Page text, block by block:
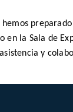
en la Sala de
y